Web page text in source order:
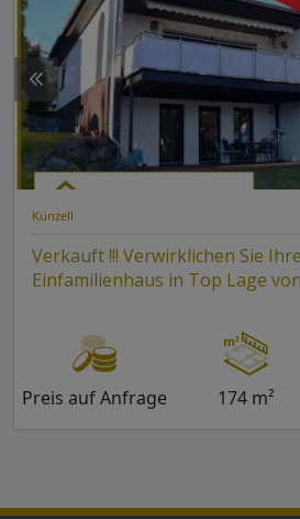
Künzell
Verkauft !!! Verwirklichen Sie Ihren Traum -
Einfamilienhaus in Top Lage
Preis auf Anfrage 174 m²